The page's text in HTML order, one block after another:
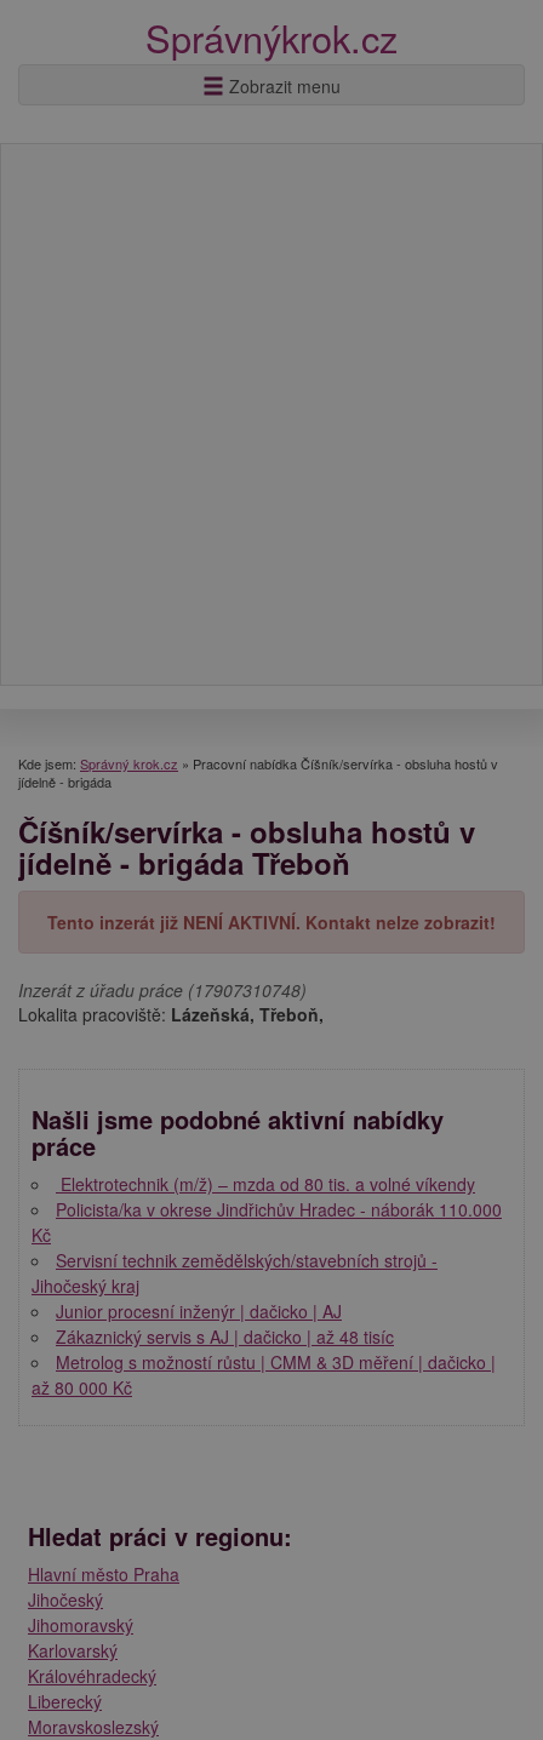
Správnýkrok.cz
Zobrazit menu
Kde jsem: Správný krok.cz » Pracovní nabídka Číšník/servírka - obsluha hostů v
jídelně - brigáda
Číšník/servírka - obsluha hostů v
jídelně - brigáda Třeboň
Tento inzerát již NENÍ AKTIVNÍ. Kontakt nelze zobrazit!
Inzerát z úřadu práce (17907310748)
Lokalita pracoviště: Lázeňská, Třeboň,
Našli jsme podobné aktivní nabídky
práce
️ Elektrotechnik (m/ž) – mzda od 80 tis. a volné víkendy
Policista/ka v okrese Jindřichův Hradec - náborák 110.000
Kč
Servisní technik zemědělských/stavebních strojů -
Jihočeský kraj
Junior procesní inženýr | dačicko | AJ
Zákaznický servis s AJ | dačicko | až 48 tisíc
Metrolog s možností růstu | CMM & 3D měření | dačicko |
až 80 000 Kč
Hledat práci v regionu:
Hlavní město Praha
Jihočeský
Jihomoravský
Karlovarský
Královéhradecký
Liberecký
Moravskoslezský